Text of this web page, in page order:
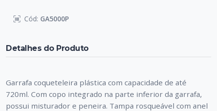
Cód: GA5000P
Detalhes do Produto
Garrafa coqueteleira plástica com capacidade de até
720ml. Com copo integrado na parte inferior da garrafa,
possui misturador e peneira. Tampa rosqueável com anel